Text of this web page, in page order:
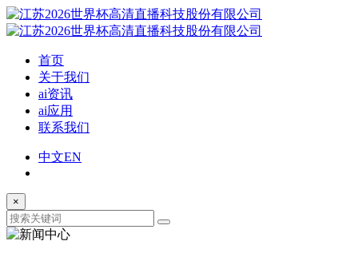
首页
关于我们
ai资讯
ai应用
联系我们
中文EN
×